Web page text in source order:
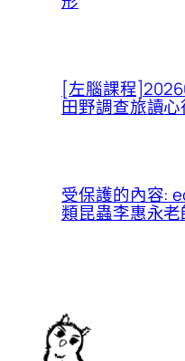
[左腦課程
田野調查旅讀心
受保護的內容:
類昆蟲李惠永